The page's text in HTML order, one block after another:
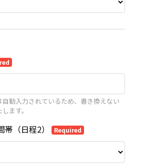
動入力されているため、書き換えない
ます。
（日程2） Required